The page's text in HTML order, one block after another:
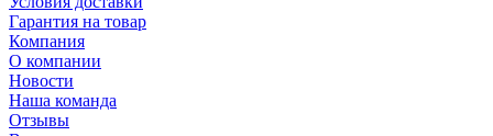
Гарантия на товар
Компания
О компании
Новости
Наша команда
Отзывы